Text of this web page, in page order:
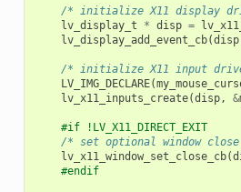
/* initialize X11 display
lv_display_t
* disp =
lv_display_add_event_cb(disp
/* initialize X11 input
LV_IMG_DECLARE(
lv_x11_inputs_create(disp, &
#if !LV_X11_DIRECT_EXIT
/* set optional window
lv_x11_window_set_close_cb(
#endif